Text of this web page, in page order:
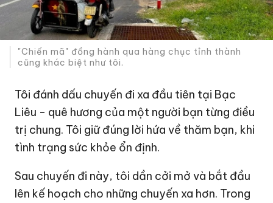
"Chiến mã" đồng hành qua hàng chục tỉnh thành
cũng khác biệt như tôi.
Tôi đánh dấu chuyến đi xa đầu tiên tại Bạc
Liêu - quê hương của một người bạn từng điều
trị chung. Tôi giữ đúng lời hứa về thăm bạn, khi
tình trạng sức khỏe ổn định.
Sau chuyến đi này, tôi dần cởi mở và bắt đầu
lên kế hoạch cho những chuyến xa hơn. Trong